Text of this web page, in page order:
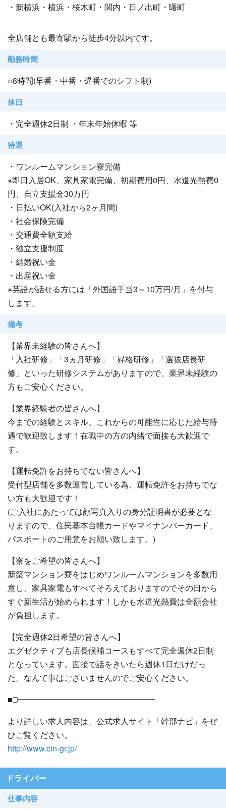
・新横浜・横浜・桜木町・関内・日ノ出町・曙町
全店舗とも最寄駅から徒歩4分以内です。
勤務時間
○8時間(早番・中番・遅番でのシフト制)
休日
・完全週休2日制 ・年末年始休暇 等
待遇
・ワンルームマンション寮完備
※即日入居OK、家具家電完備、初期費用0円、水道光熱費0
円、自立支援金30万円
・日払いOK(入社から2ヶ月間)
・社会保険完備
・交通費全額支給
・独立支援制度
・結婚祝い金
・出産祝い金
※英語が話せる方には「外国語手当3～10万円/月」を付与
します。
備考
【業界未経験の皆さんへ】
「入社研修」「3ヵ月研修」「昇格研修」「選抜店長研
修」といった研修システムがありますので、業界未経験の
方もご安心ください。
【業界経験者の皆さんへ】
今までの経験とスキル、これからの可能性に応じた給与待
遇で歓迎致します！在職中の方の内緒で面接も大歓迎で
す。
【運転免許をお持ちでない皆さんへ】
受付型店舗を多数運営している為、運転免許をお持ちでな
い方も大歓迎です！
(ご入社にあたっては顔写真入りの身分証明書が必要とな
りますので、住民基本台帳カードやマイナンバーカード、
パスポートのご用意をお願い致します。)
【寮をご希望の皆さんへ】
新築マンション寮をはじめワンルームマンションを多数用
意し、家具家電もすべてそろえておりますのでその日から
すぐ新生活が始められます！しかも水道光熱費は全額会社
が負担します。
【完全週休2日希望の皆さんへ】
エグゼクティブも店長候補コースもすべて完全週休2日制
となっています。面接で話をきいたら週休1日だけだっ
た、なんて事はございませんのでご安心ください。
■□━━━━━━━━━━━━━━━━━
より詳しい求人内容は、公式求人サイト「幹部ナビ」をぜ
ひご覧ください。
http://www.cin-gr.jp/
ドライバー
仕事内容